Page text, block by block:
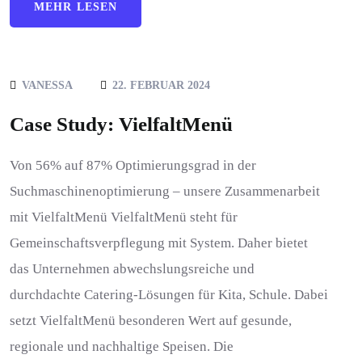
MEHR LESEN
VANESSA 22. FEBRUAR 2024
Case Study: VielfaltMenü
Von 56% auf 87% Optimierungsgrad in der
Suchmaschinenoptimierung – unsere Zusammenarbeit
mit VielfaltMenü VielfaltMenü steht für
Gemeinschaftsverpflegung mit System. Daher bietet
das Unternehmen abwechslungsreiche und
durchdachte Catering-Lösungen für Kita, Schule. Dabei
setzt VielfaltMenü besonderen Wert auf gesunde,
regionale und nachhaltige Speisen. Die